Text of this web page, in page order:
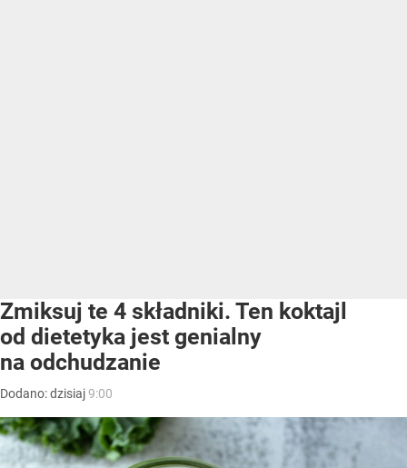
Zmiksuj te 4 składniki. Ten koktajl
od dietetyka jest genialny
na odchudzanie
Dodano:dzisiaj9:00